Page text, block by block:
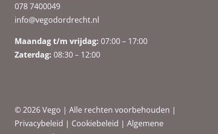
078 7400049
info@vegodordrecht.nl
Maandag t/m vrijdag: 07:00 – 17:00
Zaterdag: 08:30 – 12:00
©2026 Vego | Alle rechten voorbehouden |
Privacybeleid | Cookiebeleid | Algemene